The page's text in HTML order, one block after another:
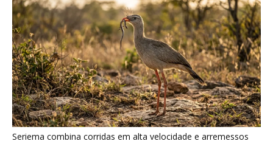
Serpente escavadora brasileira Tametara mirim reescreve a
evolução dos répteis